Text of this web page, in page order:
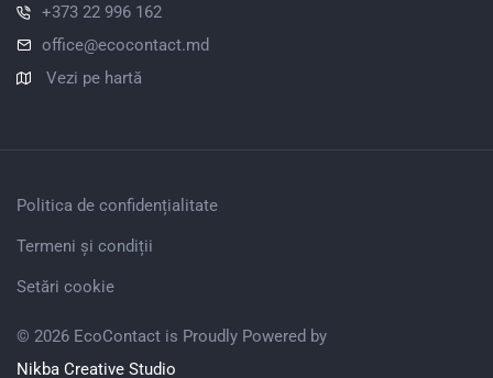
+373 22 996 162
office@ecocontact.md
Vezi pe hartă
Politica de confidențialitate
Termeni și condiții
Setări cookie
© 2026 EcoContact is Proudly Powered by
Nikba Creative Studio